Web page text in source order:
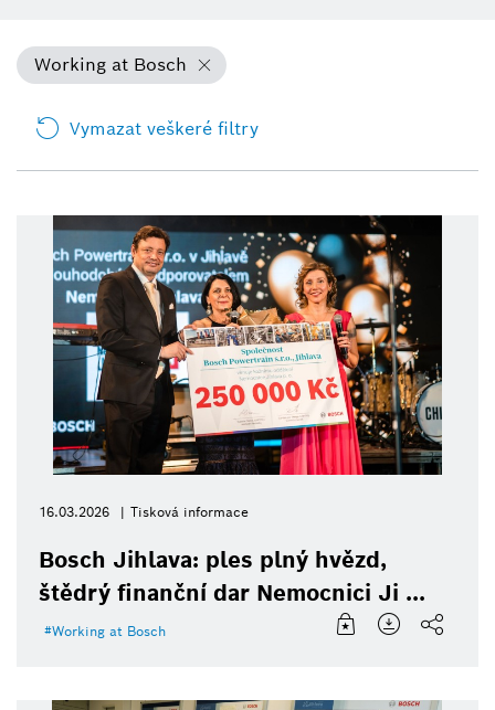
Working at Bosch
Vymazat veškeré filtry
16.03.2026 Tisková informace
Bosch Jihlava: ples plný hvězd,
štědrý finanční dar Nemocnici Ji ...
Working at Bosch